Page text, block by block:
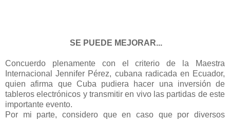
SE PUEDE MEJORAR...
Concuerdo plenamente con el criterio de la Maestra
Internacional Jennifer Pérez, cubana radicada en Ecuador,
quien afirma que Cuba pudiera hacer una inversión de
tableros electrónicos y transmitir en vivo las partidas de este
importante evento.
Por mi parte, considero que en caso que por diversos